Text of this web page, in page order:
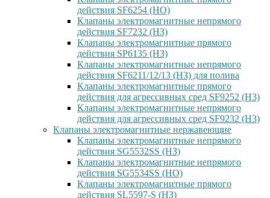
действия SF6254 (НО)
Клапаны электромагнитные непрямого
действия SF7232 (НЗ)
Клапаны электромагнитные прямого
действия SP6135 (НЗ)
Клапаны электромагнитные непрямого
действия SF6211/12/13 (НЗ) для полива
Клапаны электромагнитные прямого
действия для агрессивных сред SF9252 (H3)
Клапаны электромагнитные непрямого
действия для агрессивных сред SF9232 (H3)
Клапаны электромагнитные нержавеющие
Клапаны электромагнитные непрямого
действия SG5532SS (НЗ)
Клапаны электромагнитные непрямого
действия SG5534SS (НО)
Клапаны электромагнитные прямого
действия SL5597-S (НЗ)